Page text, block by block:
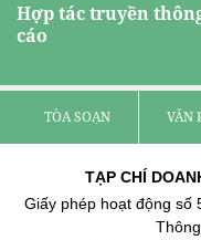
Hợp tác truyền
cáo
TÒA SOẠN VĂN
TẠP CHÍ
Giấy phép hoạt động số